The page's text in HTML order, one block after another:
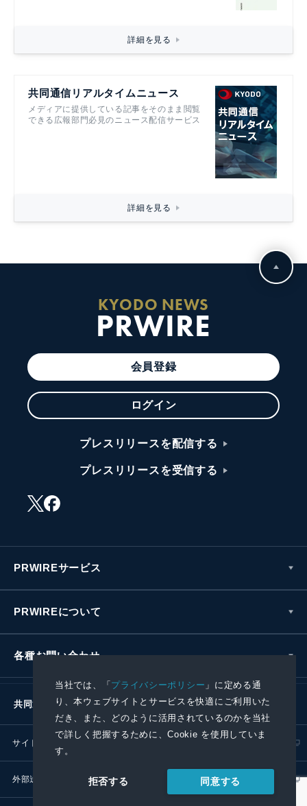
当社では、「プライバシーポリシー 」に定める通
り、本ウェブサイトとサービスを快適にご利用いた
だき、また、どのように活用されているのかを当社
で詳しく把握するために、Cookie を使用していま
す。
拒否する 同意する
詳細を見る
共同通信リアルタイムニュース
メディアに提供している記事をそのまま閲覧
できる広報部門必見のニュース配信サービス
詳細を見る
KYODO NEWS
PRWIRE
会員登録
ログイン
プレスリリースを配信する
プレスリリースを受信する
PRWIREサービス
PRWIREについて
各種お問い合わせ
共同通信社グループ
サイトポリシー
外部送信ポリシー プレスリリース取扱基準